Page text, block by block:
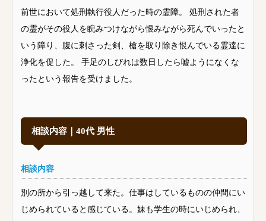
前世において処刑執行役人だった時の霊障。 処刑された者
の霊がその役人を睨みつけながら恨みながら死んでいったと
いう障り、腹に刺さった剣、槍を取り除き恨んでいる霊達に
浄化を促した。 手足のしびれは数日したら嘘ようになくな
ったという報告を受けました。
相談内容｜40代 男性
相談内容
別の所から引っ越して来た。仕事はしているものの仲間にい
じめられていると感じている。妹も学生の時にいじめられ、